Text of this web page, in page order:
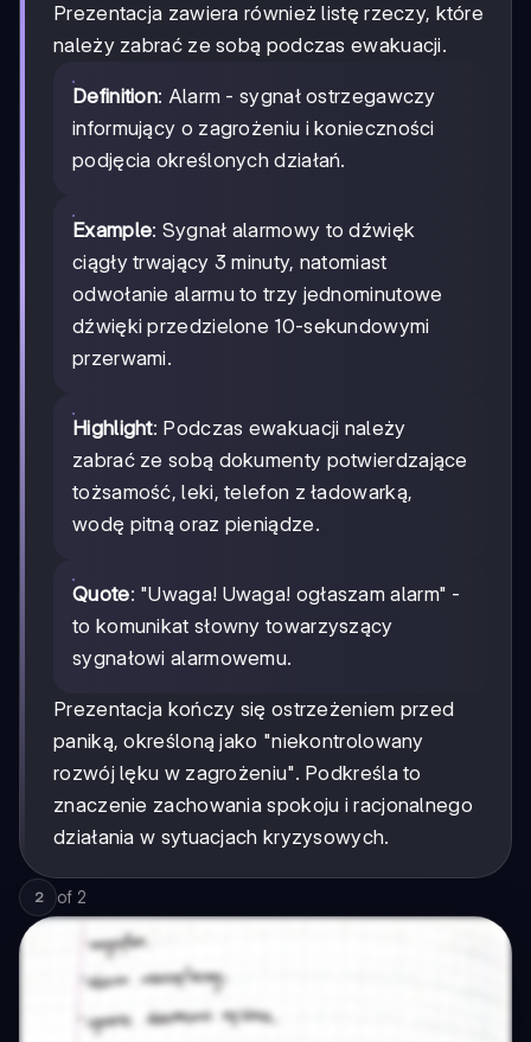
Prezentacja zawiera również listę rzeczy, które
należy zabrać ze sobą podczas ewakuacji.
Definition: Alarm - sygnał ostrzegawczy
informujący o zagrożeniu i konieczności
podjęcia określonych działań.
Example: Sygnał alarmowy to dźwięk
ciągły trwający 3 minuty, natomiast
odwołanie alarmu to trzy jednominutowe
dźwięki przedzielone 10-sekundowymi
przerwami.
Highlight: Podczas ewakuacji należy
zabrać ze sobą dokumenty potwierdzające
tożsamość, leki, telefon z ładowarką,
wodę pitną oraz pieniądze.
Quote: "Uwaga! Uwaga! ogłaszam alarm" -
to komunikat słowny towarzyszący
sygnałowi alarmowemu.
Prezentacja kończy się ostrzeżeniem przed
paniką, określoną jako "niekontrolowany
rozwój lęku w zagrożeniu". Podkreśla to
znaczenie zachowania spokoju i racjonalnego
działania w sytuacjach kryzysowych.
2 of 2